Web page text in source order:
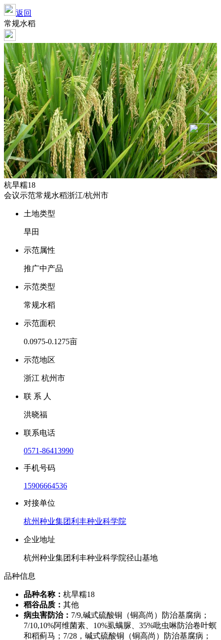
返回
常规水稻
杭旱糯18
会议示范常规水稻浙江/杭州市
土地类型
旱田
示范属性
推广中产品
示范类型
常规水稻
示范面积
0.0975-0.1275亩
示范地区
浙江 杭州市
联 系 人
洪晓福
联系电话
0571-86413990
手机号码
15906664536
对接单位
杭州种业集团利丰种业科学院
企业地址
杭州种业集团利丰种业科学院径山基地
品种信息
品种名称： 杭旱糯18
稻谷品质： 其他
病虫害防治： 7/9,碱式硫酸铜（铜高尚）防治基腐病；
7/10,10%阿维菌素、10%虱螨脲、35%吡虫啉防治卷叶螟
和稻蓟马；7/28，碱式硫酸铜（铜高尚）防治基腐病；